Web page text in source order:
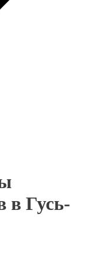
в Гусь-